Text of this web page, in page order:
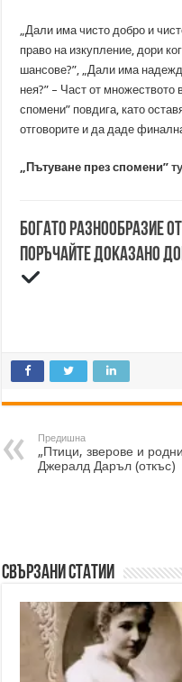
„Дали има чисто добро и
право на изкупление, дори
шансове?”, „Дали има
нея?” – Част от множеството
спомени” повдига, като
отговорите и да даде
„Пътуване през спомени”
Богато разнообразие
Поръчайте доказано
Предишна
„Птици, зверове и
Джералд Даръл (откъс)
Свързани статии